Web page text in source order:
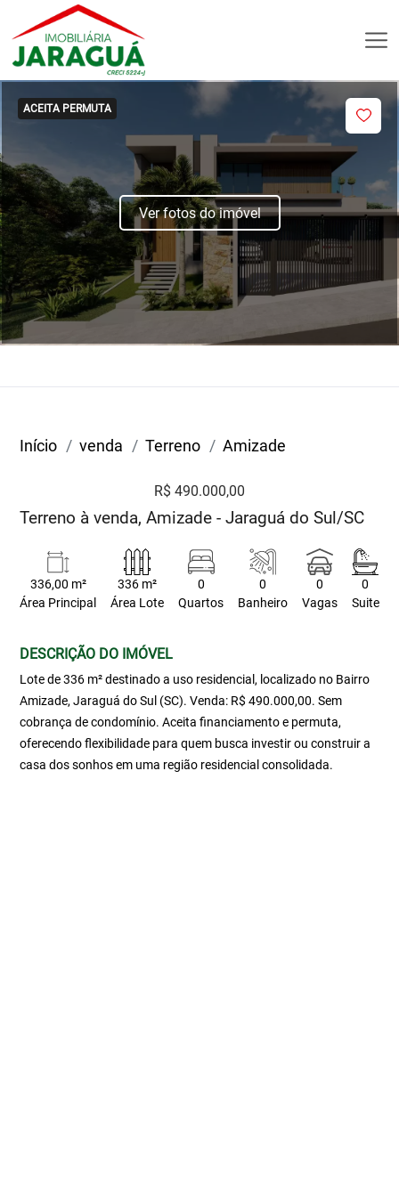
ACEITA PERMUTA
Ver fotos do imóvel
Início venda Terreno Amizade
R$ 490.000,00
Terreno à venda, Amizade - Jaraguá do Sul/SC
336,00 m²
Área Principal
336 m²
Área Lote
0
Quartos
0
Banheiro
0
Vagas
0
Suite
DESCRIÇÃO DO IMÓVEL
Lote de 336 m² destinado a uso residencial, localizado no Bairro
Amizade, Jaraguá do Sul (SC). Venda: R$ 490.000,00. Sem
cobrança de condomínio. Aceita financiamento e permuta,
oferecendo flexibilidade para quem busca investir ou construir a
casa dos sonhos em uma região residencial consolidada.